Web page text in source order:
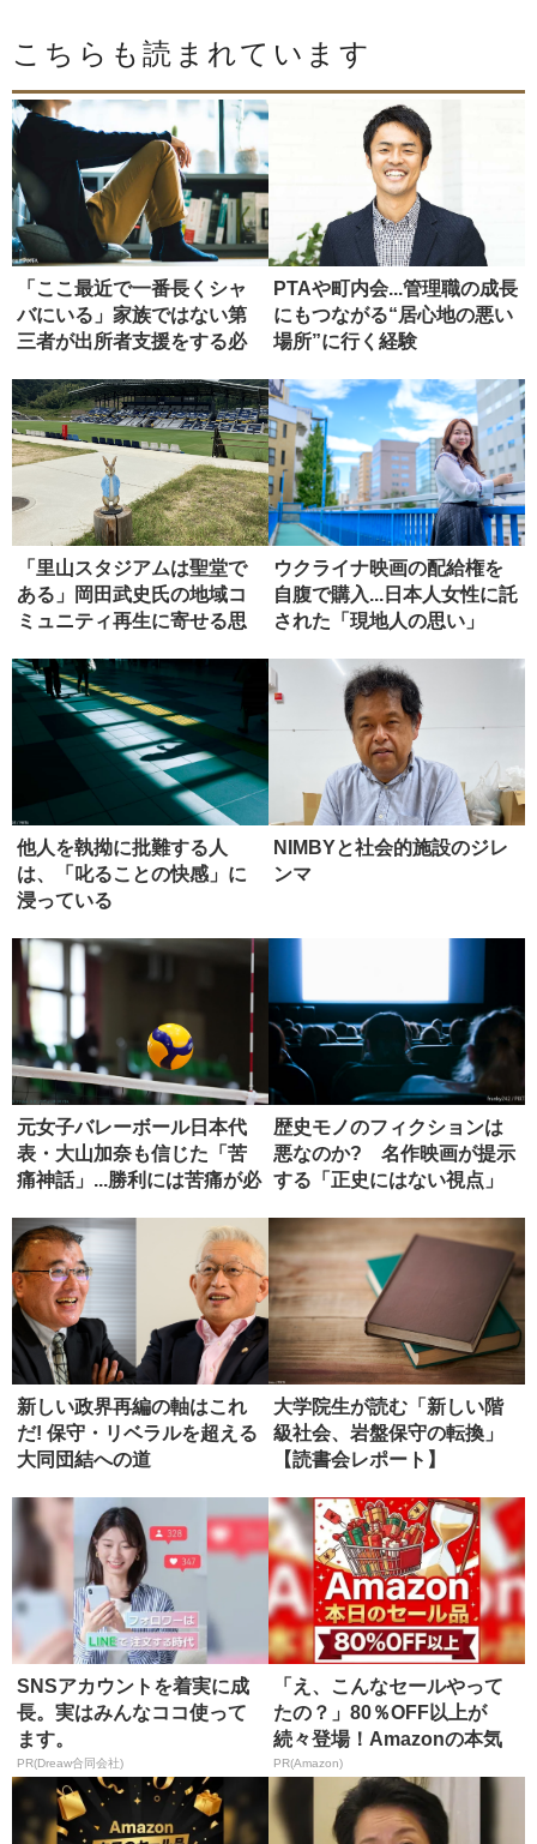
こちらも読まれています
「ここ最近で一番長くシャ
バにいる」家族ではない第
三者が出所者支援をする必
PTAや町内会...管理職の成長
にもつながる“居心地の悪い
場所”に行く経験
「里山スタジアムは聖堂で
ある」岡田武史氏の地域コ
ミュニティ再生に寄せる思
ウクライナ映画の配給権を
自腹で購入...日本人女性に託
された「現地人の思い」
他人を執拗に批難する人
は、「叱ることの快感」に
浸っている
NIMBYと社会的施設のジレ
ンマ
元女子バレーボール日本代
表・大山加奈も信じた「苦
痛神話」...勝利には苦痛が必
歴史モノのフィクションは
悪なのか? 名作映画が提示
する「正史にはない視点」
新しい政界再編の軸はこれ
だ! 保守・リベラルを超える
大同団結への道
大学院生が読む「新しい階
級社会、岩盤保守の転換」
【読書会レポート】
SNSアカウントを着実に成
長。実はみんなココ使って
ます。
PR(Dreaw合同会社)
「え、こんなセールやって
たの？」80％OFF以上が
続々登場！Amazonの本気
が...
PR(Amazon)